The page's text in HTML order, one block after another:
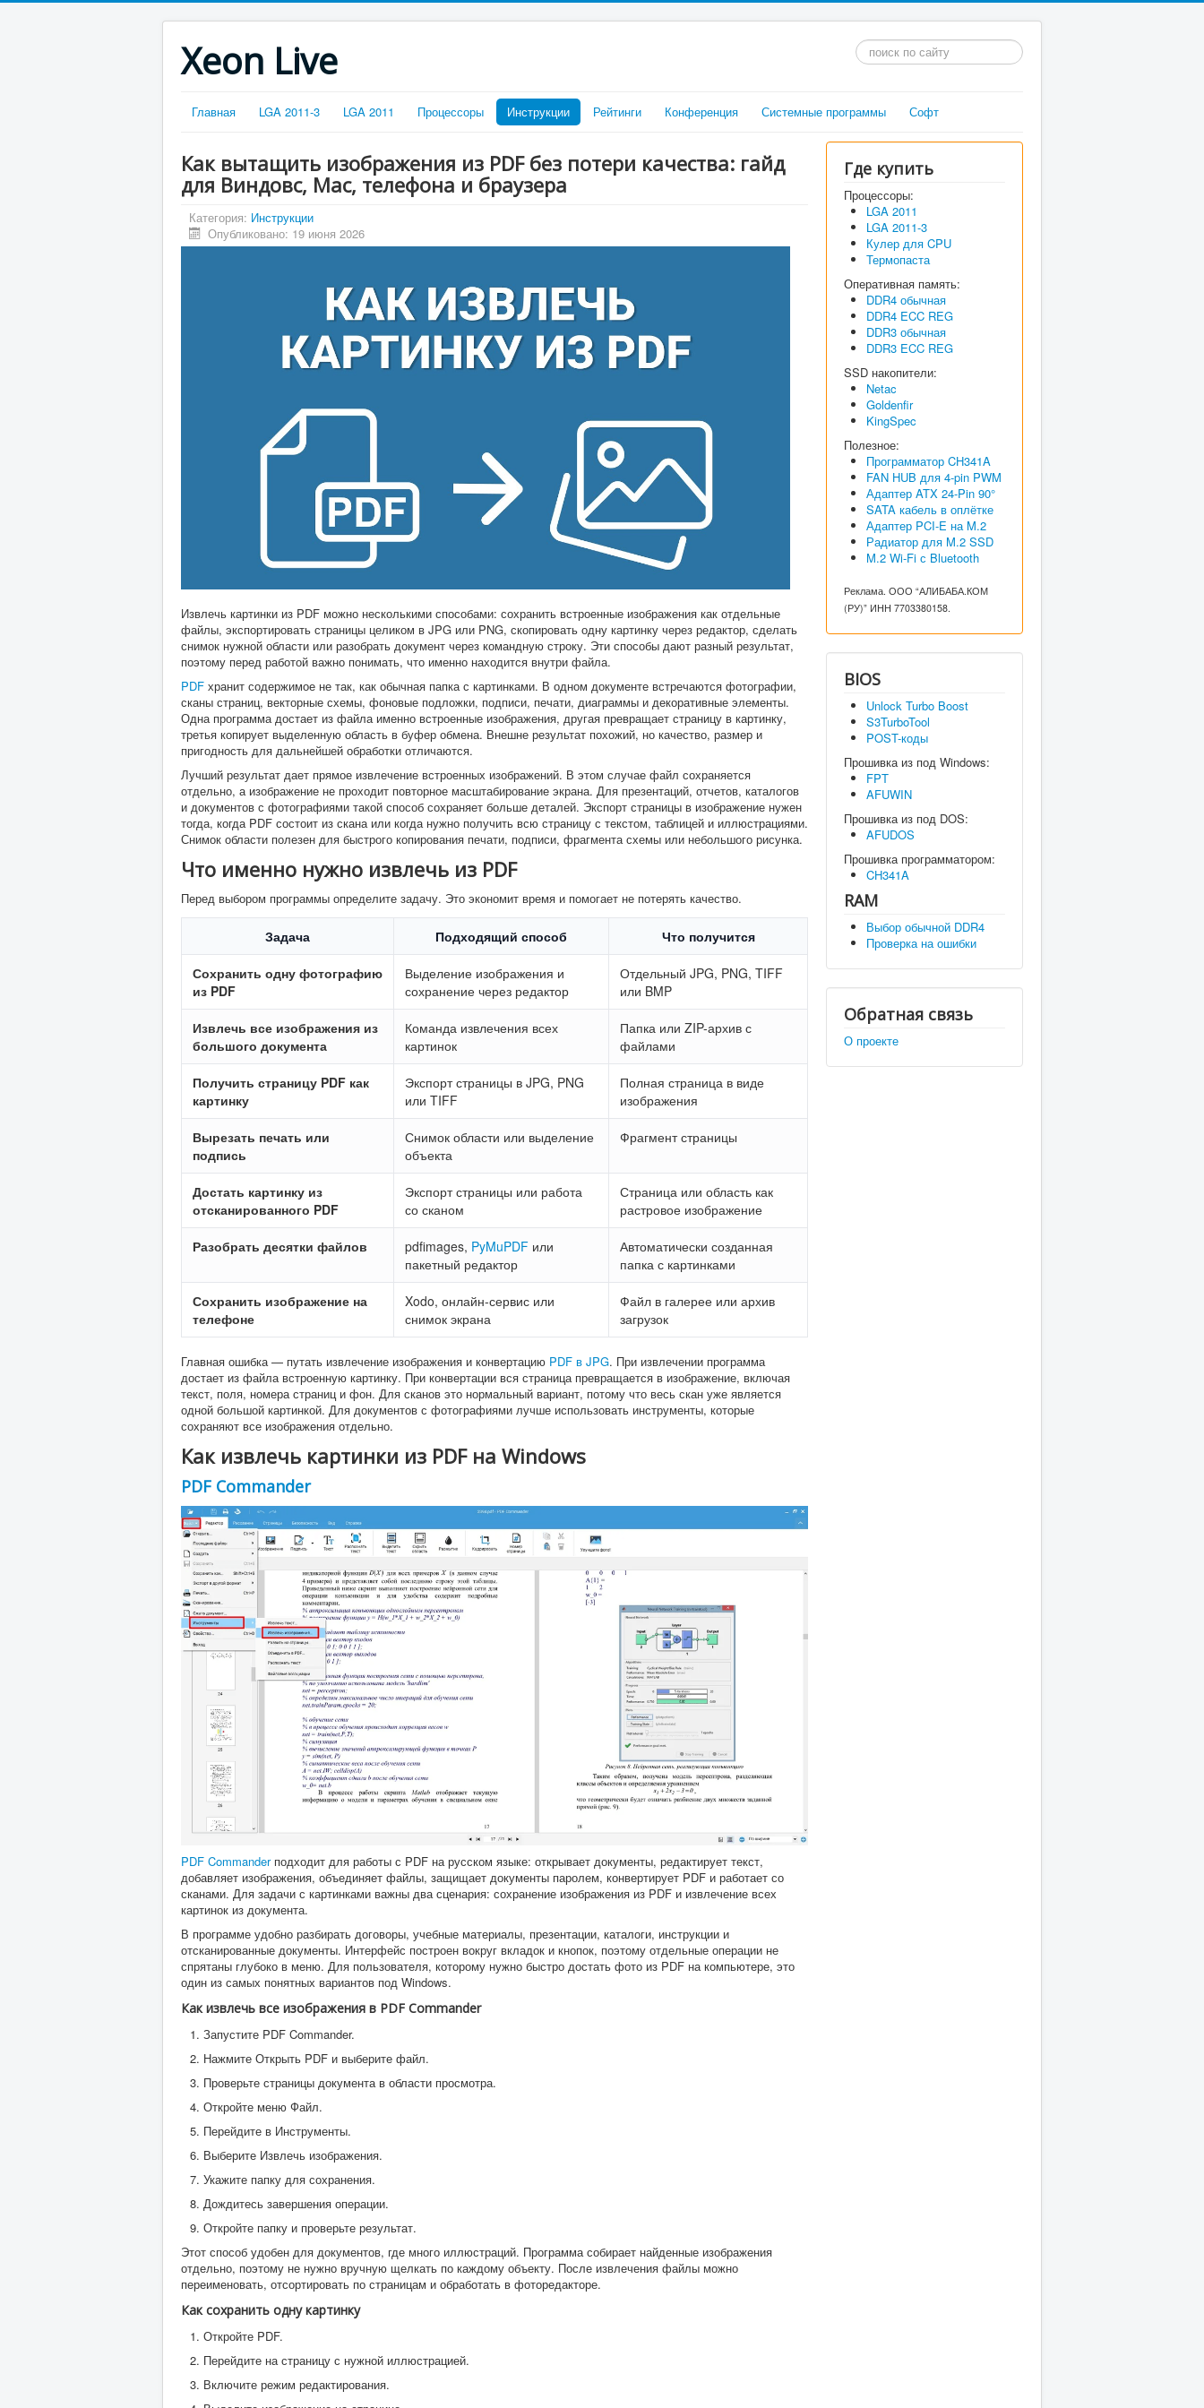
Xeon Live Искать...
Главная LGA 2011-3 LGA 2011 Процессоры Инструкции Рейтинги Конференция Системные программы Софт
Как вытащить изображения из PDF без потери качества: гайд
для Виндовс, Mac, телефона и браузера
Категория: Инструкции
Опубликовано: 19 июня 2026
Извлечь картинки из PDF можно несколькими способами: сохранить встроенные изображения как отдельные
файлы, экспортировать страницы целиком в JPG или PNG, скопировать одну картинку через редактор, сделать
снимок нужной области или разобрать документ через командную строку. Эти способы дают разный результат,
поэтому перед работой важно понимать, что именно находится внутри файла.
PDF хранит содержимое не так, как обычная папка с картинками. В одном документе встречаются фотографии,
сканы страниц, векторные схемы, фоновые подложки, подписи, печати, диаграммы и декоративные элементы.
Одна программа достает из файла именно встроенные изображения, другая превращает страницу в картинку,
третья копирует выделенную область в буфер обмена. Внешне результат похожий, но качество, размер и
пригодность для дальнейшей обработки отличаются.
Лучший результат дает прямое извлечение встроенных изображений. В этом случае файл сохраняется
отдельно, а изображение не проходит повторное масштабирование экрана. Для презентаций, отчетов, каталогов
и документов с фотографиями такой способ сохраняет больше деталей. Экспорт страницы в изображение нужен
тогда, когда PDF состоит из скана или когда нужно получить всю страницу с текстом, таблицей и иллюстрациями.
Снимок области полезен для быстрого копирования печати, подписи, фрагмента схемы или небольшого рисунка.
Что именно нужно извлечь из PDF
Перед выбором программы определите задачу. Это экономит время и помогает не потерять качество.
Задача Подходящий способ Что получится
Сохранить одну фотографию
из PDF
Выделение изображения и
сохранение через редактор
Отдельный JPG, PNG, TIFF
или BMP
Извлечь все изображения из
большого документа
Команда извлечения всех
картинок
Папка или ZIP-архив с
файлами
Получить страницу PDF как
картинку
Экспорт страницы в JPG, PNG
или TIFF
Полная страница в виде
изображения
Вырезать печать или
подпись
Снимок области или выделение
объекта
Фрагмент страницы
Достать картинку из
отсканированного PDF
Экспорт страницы или работа
со сканом
Страница или область как
растровое изображение
Разобрать десятки файлов pdfimages, PyMuPDF или
пакетный редактор
Автоматически созданная
папка с картинками
Сохранить изображение на
телефоне
Xodo, онлайн-сервис или
снимок экрана
Файл в галерее или архив
загрузок
Главная ошибка — путать извлечение изображения и конвертацию PDF в JPG. При извлечении программа
достает из файла встроенную картинку. При конвертации вся страница превращается в изображение, включая
текст, поля, номера страниц и фон. Для сканов это нормальный вариант, потому что весь скан уже является
одной большой картинкой. Для документов с фотографиями лучше использовать инструменты, которые
сохраняют все изображения отдельно.
Как извлечь картинки из PDF на Windows
PDF Commander
PDF Commanderподходит для работы с PDF на русском языке: открывает документы, редактирует текст,
добавляет изображения, объединяет файлы, защищает документы паролем, конвертирует PDF и работает со
сканами. Для задачи с картинками важны два сценария: сохранение изображения из PDF и извлечение всех
картинок из документа.
В программе удобно разбирать договоры, учебные материалы, презентации, каталоги, инструкции и
отсканированные документы. Интерфейс построен вокруг вкладок и кнопок, поэтому отдельные операции не
спрятаны глубоко в меню. Для пользователя, которому нужно быстро достать фото из PDF на компьютере, это
один из самых понятных вариантов под Windows.
Как извлечь все изображения в PDF Commander
Запустите PDF Commander.
Нажмите Открыть PDF и выберите файл.
Проверьте страницы документа в области просмотра.
Откройте меню Файл.
Перейдите в Инструменты.
Выберите Извлечь изображения.
Укажите папку для сохранения.
Дождитесь завершения операции.
Откройте папку и проверьте результат.
Этот способ удобен для документов, где много иллюстраций. Программа собирает найденные изображения
отдельно, поэтому не нужно вручную щелкать по каждому объекту. После извлечения файлы можно
переименовать, отсортировать по страницам и обработать в фоторедакторе.
Как сохранить одну картинку
Откройте PDF.
Перейдите на страницу с нужной иллюстрацией.
Включите режим редактирования.
Где купить
Процессоры:
LGA 2011
LGA 2011-3
Кулер для CPU
Термопаста
Оперативная память:
DDR4 обычная
DDR4 ECC REG
DDR3 обычная
DDR3 ECC REG
SSD накопители:
Netac
Goldenfir
KingSpec
Полезное:
Программатор CH341A
FAN HUB для 4-pin PWM
Адаптер ATX 24-Pin 90°
SATA кабель в оплётке
Адаптер PCI-E на M.2
Радиатор для M.2 SSD
M.2 Wi-Fi с Bluetooth
Реклама. ООО “АЛИБАБА.КОМ
(РУ)” ИНН 7703380158.
BIOS
Unlock Turbo Boost
S3TurboTool
POST-коды
Прошивка из под Windows:
FPT
AFUWIN
Прошивка из под DOS:
AFUDOS
Прошивка программатором:
CH341A
RAM
Выбор обычной DDR4
Проверка на ошибки
Обратная связь
О проекте